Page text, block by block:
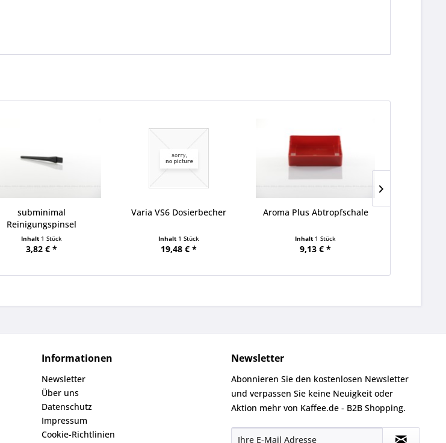
subminimal
Reinigungspinsel
Inhalt 1 Stück
3,82 € *
Varia VS6 Dosierbecher
Inhalt 1 Stück
19,48 € *
Aroma Plus Abtropfschale
Inhalt 1 Stück
9,13 € *
Informationen
Newsletter
Über uns
Datenschutz
Impressum
Cookie-Richtlinien
Newsletter
Abonnieren Sie den kostenlosen Newsletter
und verpassen Sie keine Neuigkeit oder
Aktion mehr von Kaffee.de - B2B Shopping.